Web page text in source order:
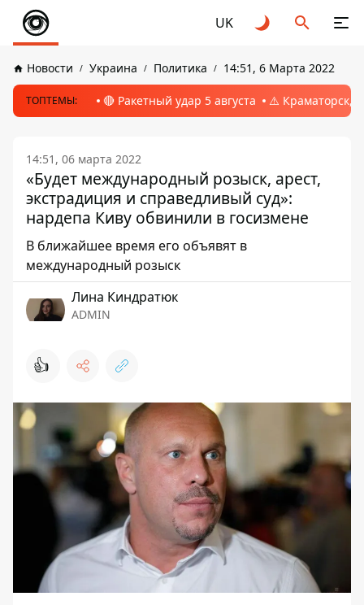
UK
Новости Украина Политика 14:51, 6 Марта 2022
ТОПТЕМЫ: 🔴 Ракетный удар 5 августа ⚠️ Краматорск,
14:51, 06 марта 2022
«Будет международный розыск, арест,
экстрадиция и справедливый суд»:
нардепа Киву обвинили в госизмене
В ближайшее время его объявят в
международный розыск
Лина Киндратюк
ADMIN
👍